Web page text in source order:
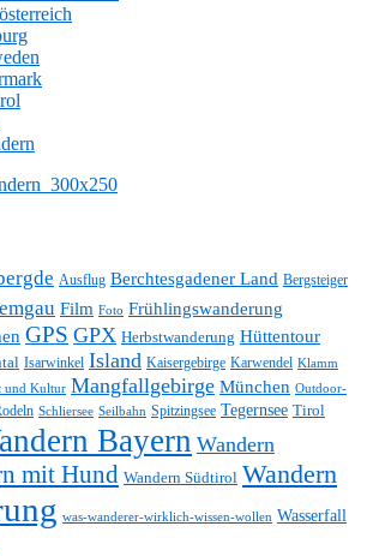
Ausflug Berchtesgadener Land Bergsteiger
Film Foto Frühlingswanderung
GPS GPX Herbstwanderung Hüttentour
Isarwinkel Island Kaisergebirge Karwendel Klamm
und Kultur Mangfallgebirge München Outdoor-
Schliersee Seilbahn Spitzingsee Tegernsee Tirol
Bayern Wandern
mit Hund Wandern Südtirol Wandern
was-wanderer-wirklich-wissen-wollen Wasserfall